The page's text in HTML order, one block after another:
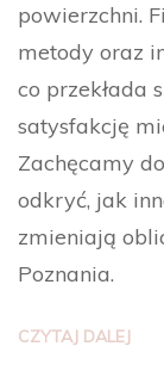
powierzchni.
metody oraz
co przekłada
satysfakcję
Zachęcamy
odkryć, jak
zmieniają
Poznania.
CZYTAJ DALEJ